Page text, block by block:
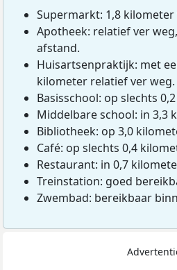
Supermarkt: 1,8
Apotheek: relatief ver
afstand.
Huisartsenpraktijk: met
kilometer relatief ver weg.
Basisschool: op slechts
Middelbare school: in 3,3
Bibliotheek: op 3,0
Café: op slechts 0,4
Restaurant: in 0,7
Treinstation: goed
Zwembad: bereikbaar